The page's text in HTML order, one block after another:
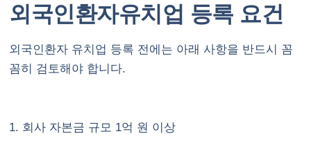
외국인환자유치업 등록 요건
외국인환자 유치업 등록 전에는 아래 사항을 반드시 꼼
꼼히 검토해야 합니다.
1. 회사 자본금 규모 1억 원 이상